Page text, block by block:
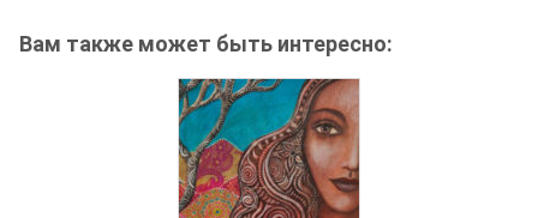
Вам также может быть интересно: